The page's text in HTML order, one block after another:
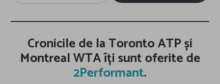
email…
Cronicile de la Toronto ATP și
Montreal WTA îți sunt oferite de
2Performant.